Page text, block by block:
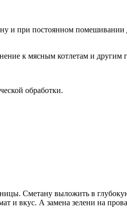
и при постоянном
к мясным котлетам и другим
обработки.
Сметану выложить в
и вкус. А замена зелени на